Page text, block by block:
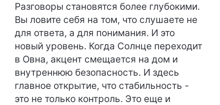
Разговоры становятся более глубокими.
Вы ловите себя на том, что слушаете не
для ответа, а для понимания. И это
новый уровень. Когда Солнце переходит
в Овна, акцент смещается на дом и
внутреннюю безопасность. И здесь
главное открытие, что стабильность -
это не только контроль. Это еще и